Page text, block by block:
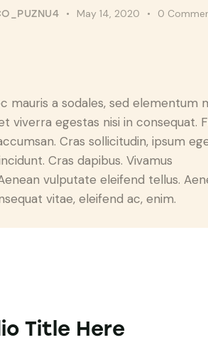
May 14, 2020 0
mauris a sodales, sed elementum
viverra egestas nisi in consequat.
Cras sollicitudin, ipsum
Cras dapibus. Vivamus
vulputate eleifend tellus.
vitae, eleifend ac, enim.
Title Here